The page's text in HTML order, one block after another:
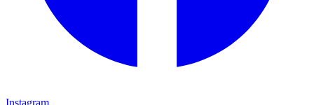
Instagram